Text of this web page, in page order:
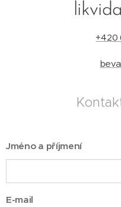
+420
Jméno a příjmení
E-mail